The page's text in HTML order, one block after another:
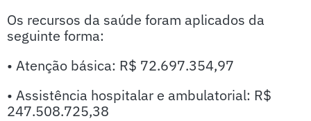
Os recursos da saúde foram aplicados da
seguinte forma:
• Atenção básica: R$ 72.697.354,97
• Assistência hospitalar e ambulatorial: R$
247.508.725,38